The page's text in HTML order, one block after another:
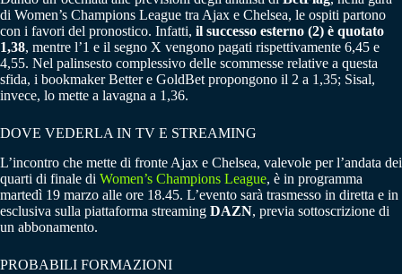
di Women’s Champions League tra Ajax e Chelsea, le ospiti partono
con i favori del pronostico. Infatti, il successo esterno (2) è quotato
1,38, mentre l’1 e il segno X vengono pagati rispettivamente 6,45 e
4,55. Nel palinsesto complessivo delle scommesse relative a questa
sfida, i bookmaker Better e GoldBet propongono il 2 a 1,35; Sisal,
invece, lo mette a lavagna a 1,36.
DOVE VEDERLA IN TV E STREAMING
L’incontro che mette di fronte Ajax e Chelsea, valevole per l’andata dei
quarti di finale di Women’s Champions League, è in programma
martedì 19 marzo alle ore 18.45. L’evento sarà trasmesso in diretta e in
esclusiva sulla piattaforma streaming DAZN, previa sottoscrizione di
un abbonamento.
PROBABILI FORMAZIONI